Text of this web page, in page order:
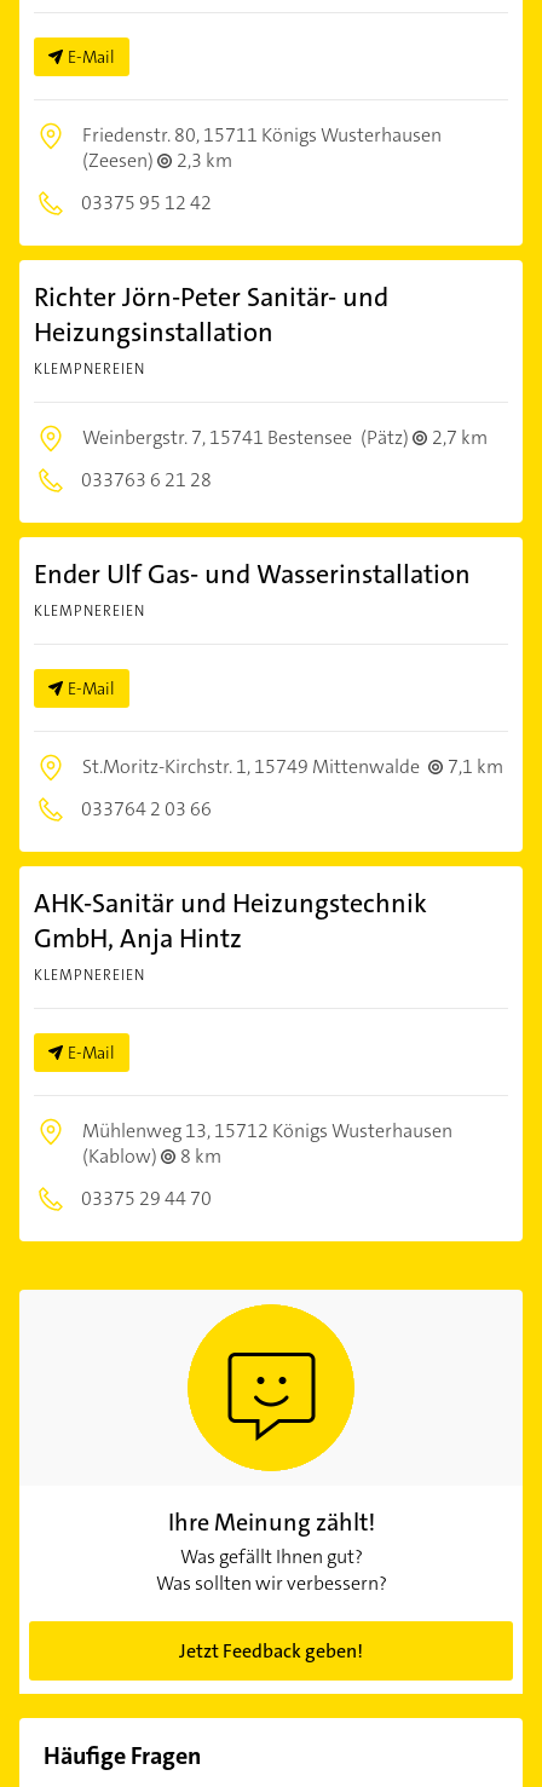
E-Mail
Friedenstr. 80,15711 Königs Wusterhausen
(Zeesen)
2,3 km
03375 95 12 42
Richter Jörn-Peter Sanitär- und
Heizungsinstallation
KLEMPNEREIEN
Weinbergstr. 7,15741 Bestensee (Pätz)
2,7 km
033763 6 21 28
Ender Ulf Gas- und Wasserinstallation
KLEMPNEREIEN
E-Mail
St.Moritz-Kirchstr. 1,15749 Mittenwalde
7,1 km
033764 2 03 66
AHK-Sanitär und Heizungstechnik
GmbH, Anja Hintz
KLEMPNEREIEN
E-Mail
Mühlenweg 13,15712 Königs Wusterhausen
(Kablow)
8 km
03375 29 44 70
Ihre Meinung zählt!
Was gefällt Ihnen gut?
Was sollten wir verbessern?
Jetzt Feedback geben!
Häufige Fragen